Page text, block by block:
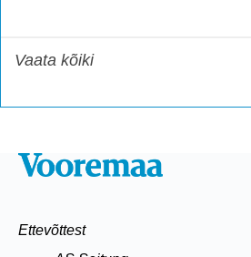
Vaata kõiki
Ettevõttest